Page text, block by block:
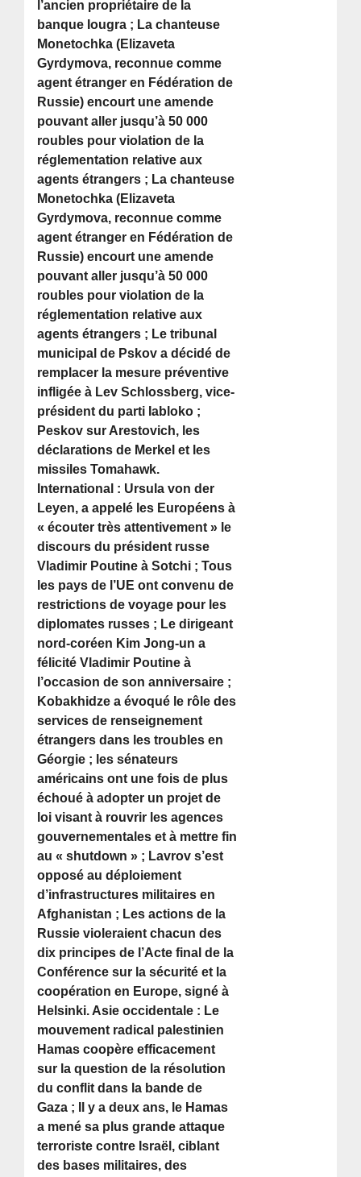
l’ancien propriétaire de la
banque Iougra ; La chanteuse
Monetochka (Elizaveta
Gyrdymova, reconnue comme
agent étranger en Fédération de
Russie) encourt une amende
pouvant aller jusqu’à 50 000
roubles pour violation de la
réglementation relative aux
agents étrangers ; La chanteuse
Monetochka (Elizaveta
Gyrdymova, reconnue comme
agent étranger en Fédération de
Russie) encourt une amende
pouvant aller jusqu’à 50 000
roubles pour violation de la
réglementation relative aux
agents étrangers ; Le tribunal
municipal de Pskov a décidé de
remplacer la mesure préventive
infligée à Lev Schlossberg, vice-
président du parti Iabloko ;
Peskov sur Arestovich, les
déclarations de Merkel et les
missiles Tomahawk.
International : Ursula von der
Leyen, a appelé les Européens à
« écouter très attentivement » le
discours du président russe
Vladimir Poutine à Sotchi ; Tous
les pays de l’UE ont convenu de
restrictions de voyage pour les
diplomates russes ; Le dirigeant
nord-coréen Kim Jong-un a
félicité Vladimir Poutine à
l’occasion de son anniversaire ;
Kobakhidze a évoqué le rôle des
services de renseignement
étrangers dans les troubles en
Géorgie ; les sénateurs
américains ont une fois de plus
échoué à adopter un projet de
loi visant à rouvrir les agences
gouvernementales et à mettre fin
au « shutdown » ; Lavrov s’est
opposé au déploiement
d’infrastructures militaires en
Afghanistan ; Les actions de la
Russie violeraient chacun des
dix principes de l’Acte final de la
Conférence sur la sécurité et la
coopération en Europe, signé à
Helsinki. Asie occidentale : Le
mouvement radical palestinien
Hamas coopère efficacement
sur la question de la résolution
du conflit dans la bande de
Gaza ; Il y a deux ans, le Hamas
a mené sa plus grande attaque
terroriste contre Israël, ciblant
des bases militaires, des